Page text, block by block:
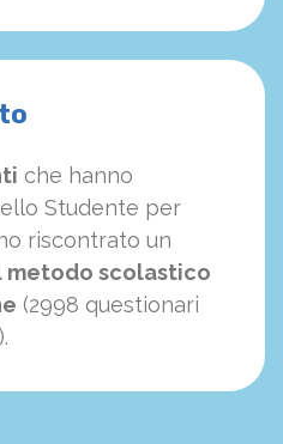
che hanno
Studente per
riscontrato un
scolastico
(2998 questionari